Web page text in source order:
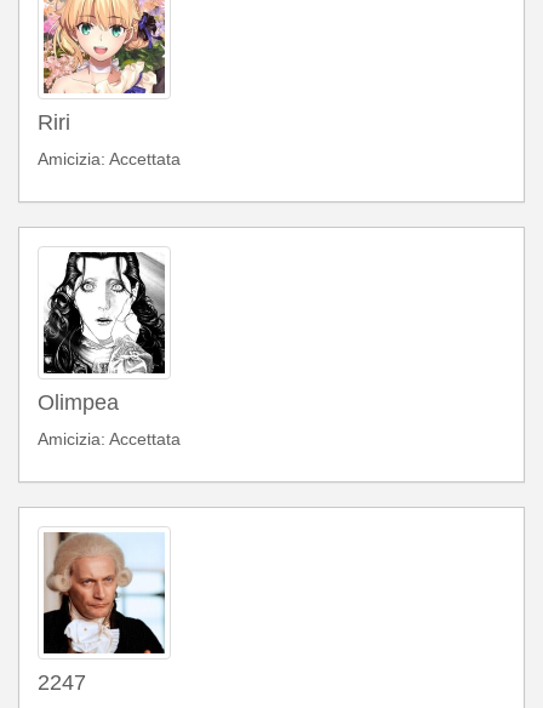
Riri
Amicizia: Accettata
Olimpea
Amicizia: Accettata
2247